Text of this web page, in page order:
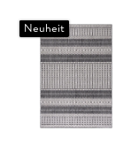
Neuheit